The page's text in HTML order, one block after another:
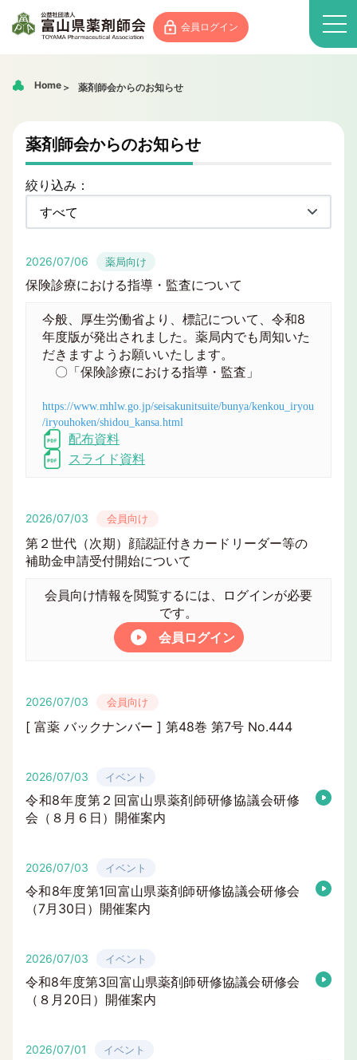
会員ログイン
Home 薬剤師会からのお知らせ
薬剤師会からのお知らせ
絞り込み：
2026/07/06 薬局向け
保険診療における指導・監査について
今般、厚生労働省より、標記について、令和8
年度版が発出されました。薬局内でも周知いた
だきますようお願いいたします。
〇「保険診療における指導・監査」
https://www.mhlw.go.jp/seisakunitsuite/bunya/kenkou_iryou
/iryouhoken/shidou_kansa.html
配布資料
スライド資料
2026/07/03 会員向け
第２世代（次期）顔認証付きカードリーダー等の
補助金申請受付開始について
会員向け情報を閲覧するには、ログインが必要
です。
会員ログイン
2026/07/03 会員向け
[ 富薬 バックナンバー ] 第48巻 第7号 No.444
2026/07/03 イベント
令和8年度第２回富山県薬剤師研修協議会研修
会（８月６日）開催案内
2026/07/03 イベント
令和8年度第1回富山県薬剤師研修協議会研修会
（7月30日）開催案内
2026/07/03 イベント
令和8年度第3回富山県薬剤師研修協議会研修会
（８月20日）開催案内
2026/07/01 イベント